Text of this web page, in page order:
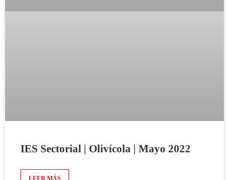
IES Sectorial | Olivícola | Mayo 2022